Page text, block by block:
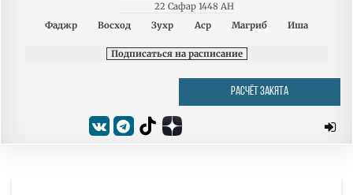
22 Сафар 1448 AH
Фаджр
Восход Зухр Аср Магриб Иша
Подписаться на расписание
РАСЧЁТ ЗАКЯТА